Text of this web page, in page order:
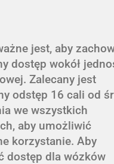
jest, aby
dostęp wokół
Zalecany jest
odstęp 16 cali od
we wszystkich
aby umożliwić
korzystanie. Aby
dostęp dla wózków